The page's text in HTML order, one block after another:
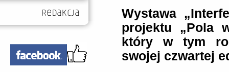
Wystawa
projektu „Pola
który w tym
swojej czwartej